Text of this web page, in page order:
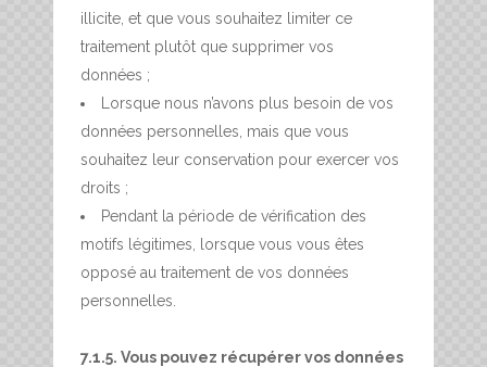
illicite, et que vous souhaitez limiter ce
traitement plutôt que supprimer vos
données ;
Lorsque nous n’avons plus besoin de vos
données personnelles, mais que vous
souhaitez leur conservation pour exercer vos
droits ;
Pendant la période de vérification des
motifs légitimes, lorsque vous vous êtes
opposé au traitement de vos données
personnelles.
7.1.5. Vous pouvez récupérer vos données